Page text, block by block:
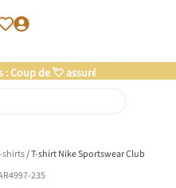
: Coup de 💘 assuré
shirts/ T-shirt Nike Sportswear Club
235